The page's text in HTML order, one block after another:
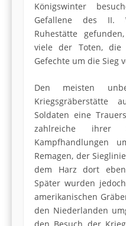
Königswinter
Gefallene des II.
Ruhestätte
viele der Toten,
Gefechte um die Sieg
Den meisten
Kriegsgräberstätte
Soldaten eine
zahlreiche ihrer
Kampfhandlungen
Remagen, der
dem Harz dort
Später wurden
amerikanischen
den Niederlanden
den Besuch der